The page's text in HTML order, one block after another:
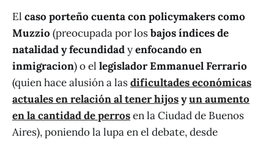
El caso porteño cuenta con policymakers como
Muzzio (preocupada por losbajos índices de
natalidad y fecundidadyenfocando en
inmigracion) o el legislador Emmanuel Ferrario
(quien hace alusión a lasdificultades económicas
actuales en relación al tener hijosyun aumento
en la cantidad de perrosen la Ciudad de Buenos
Aires), poniendo la lupa en el debate, desde